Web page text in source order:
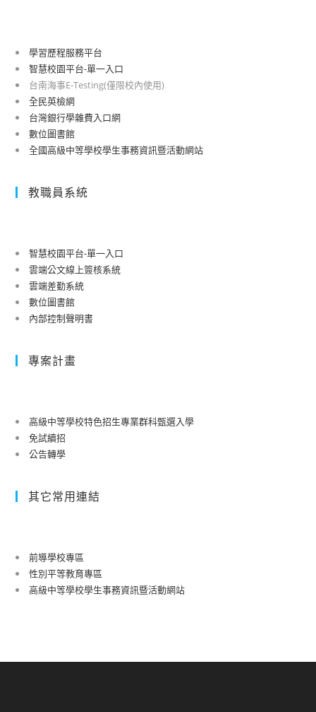
學習歷程服務平台
智慧校園平台-單一入口
台南海事E-Testing(僅限校內使用)
全民英檢網
台灣銀行學雜費入口網
數位圖書館
全國高級中等學校學生事務資訊暨活動網站
教職員系統
智慧校園平台-單一入口
雲端公文線上簽核系統
雲端差勤系統
數位圖書館
內部控制聲明書
專案計畫
高級中等學校特色招生專業群科甄選入學
免試續招
公告轉學
其它常用連結
前導學校專區
性別平等教育專區
高級中等學校學生事務資訊暨活動網站